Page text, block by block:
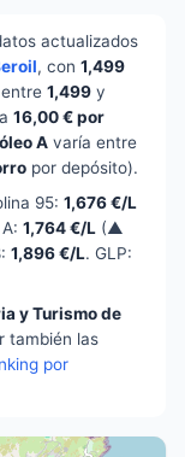
actualizados
, con 1,499
1,499 y
16,00 € por
A varía entre
por depósito).
95: 1,676 €/L
1,764 €/L (▲
1,896 €/L. GLP:
y Turismo de
también las
por